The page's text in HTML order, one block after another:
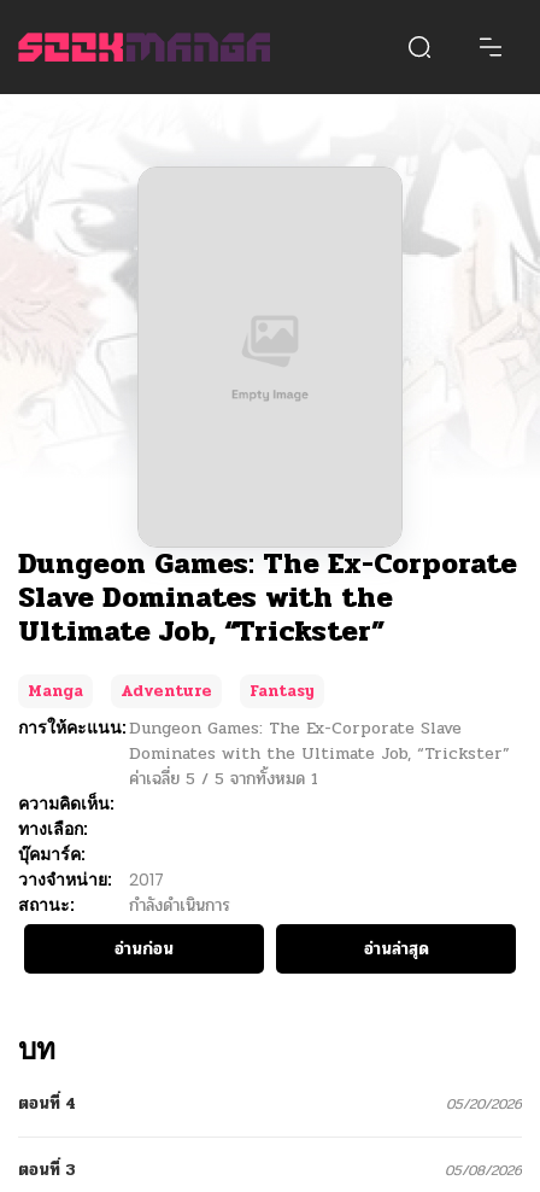
Dungeon Games: The Ex-Corporate
Slave Dominates with the
Ultimate Job, “Trickster”
Manga Adventure
Fantasy
การให้คะแนน:Dungeon Games: The Ex-Corporate Slave
Dominates with the Ultimate Job, “Trickster”
ค่าเฉลี่ย 5 / 5 จากทั้งหมด 1
ความคิดเห็น:
ทางเลือก:
บุ๊คมาร์ค:
วางจำหน่าย:
2017
สถานะ:
กำลังดำเนินการ
อ่านก่อน
อ่านล่าสุด
บท
ตอนที่ 4 05/20/2026
ตอนที่ 3 05/08/2026